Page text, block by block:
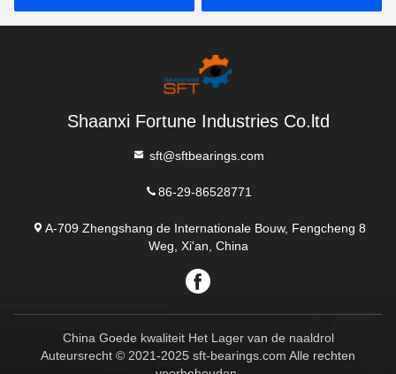
Kussenbloklagers
Shaanxi Fortune Industries Co.ltd
sft@sftbearings.com
86-29-86528771
A-709 Zhengshang de Internationale Bouw, Fengcheng 8
Weg, Xi'an, China
China Goede kwaliteit Het Lager van de naaldrol
Auteursrecht © 2021-2025 sft-bearings.com Alle rechten